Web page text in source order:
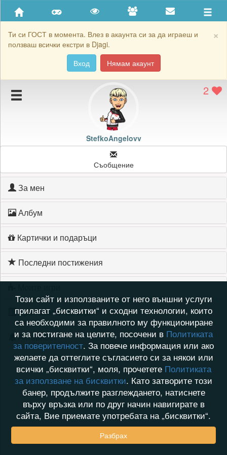
×
Ти си ГОСТ в момента. Влез в акаунта си за да играеш и
ползваш всички екстри в Djagi.
Вход
Нямам акаунт
Приятели
Хронология на игри
Подаръците на StefkoAngelovv
Картичките на StefkoAngelovv
Блокирай StefkoAngelovv
2
StefkoAngelovv
Съобщение
За мен
Албум
Картички и подаръци
Последни постижения
Хронология на игри
Активност
Този сайт и използваните от него външни услуги
прилагат „бисквитки“ и сходни технологии, които
са необходими за правилното му функциониране
и за постигане на целите, посочени в Политиката
за поверителност. За повече информация или ако
желаете да оттеглите съгласието си за някои или
всички „бисквитки“, моля, прочетете Политиката
за използване на бисквитки. Като затворите този
банер, продължите разглеждането, натиснете
върху връзка или по друг начин навигирате в
сайта, Вие приемате употребата на „бисквитки“.
Разбрах